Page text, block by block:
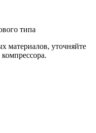
типа
материалов, уточняйте